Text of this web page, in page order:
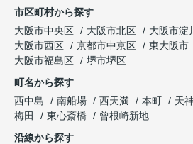
市区町村から探す
大阪市中央区
大阪市北区 大阪市淀
大阪市西区
京都市中京区 東大阪市
大阪市福島区
堺市堺区
町名から探す
西中島
南船場 西天満 本町 天
梅田
東心斎橋
曾根崎新地
沿線から探す